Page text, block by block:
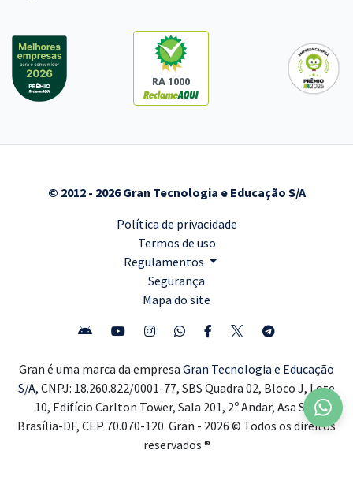
RA 1000
© 2012 - 2026 Gran Tecnologia e Educação S/A
Política de privacidade
Termos de uso
Regulamentos
Segurança
Mapa do site
Gran é uma marca da empresa Gran Tecnologia e Educação
S/A, CNPJ: 18.260.822/0001-77, SBS Quadra 02, Bloco J, Lote
10, Edifício Carlton Tower, Sala 201, 2º Andar, Asa Sul,
Brasília-DF, CEP 70.070-120. Gran - 2026 © Todos os direitos
reservados ®